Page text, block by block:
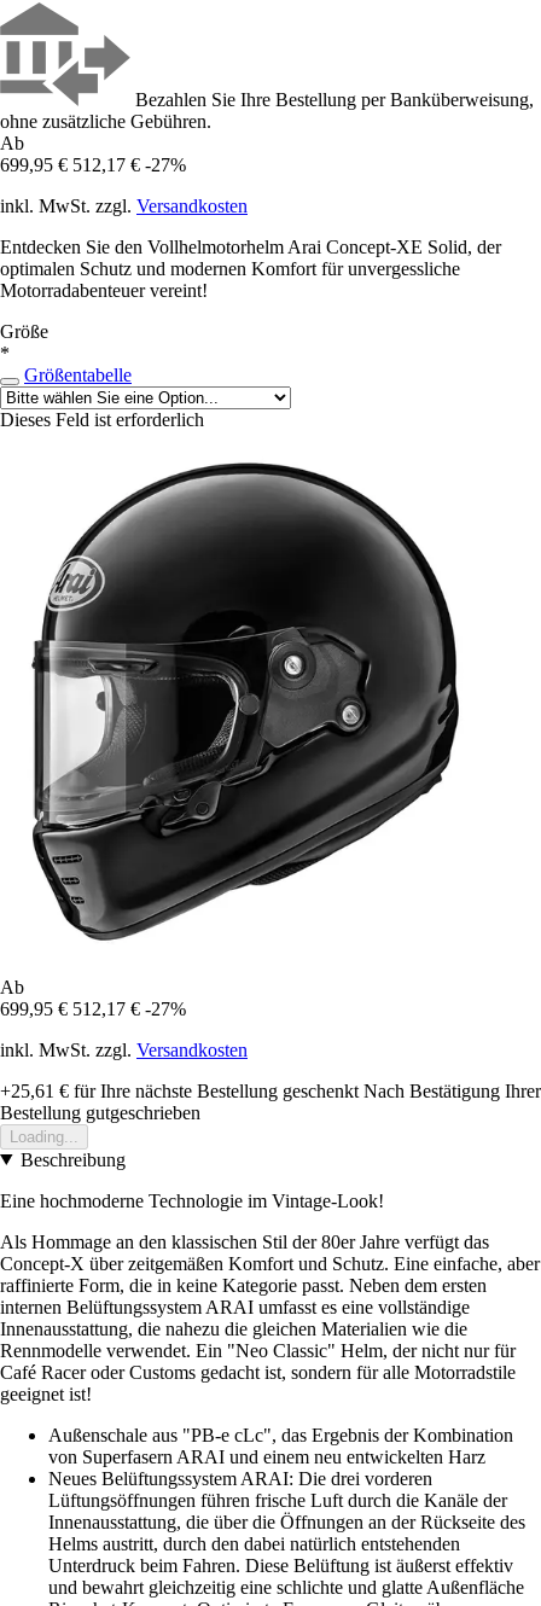
Bezahlen Sie Ihre Bestellung per Banküberweisung,
ohne zusätzliche Gebühren.
Ab
699,95 € 512,17 € -27%
inkl. MwSt. zzgl. Versandkosten
Entdecken Sie den Vollhelmotorhelm Arai Concept-XE Solid, der
optimalen Schutz und modernen Komfort für unvergessliche
Motorradabenteuer vereint!
Größe
*
Größentabelle
Dieses Feld ist erforderlich
Ab
699,95 € 512,17 € -27%
inkl. MwSt. zzgl. Versandkosten
+25,61 € für Ihre nächste Bestellung geschenkt Nach Bestätigung Ihrer
Bestellung gutgeschrieben
Loading...
Beschreibung
Eine hochmoderne Technologie im Vintage-Look!
Als Hommage an den klassischen Stil der 80er Jahre verfügt das
Concept-X über zeitgemäßen Komfort und Schutz. Eine einfache, aber
raffinierte Form, die in keine Kategorie passt. Neben dem ersten
internen Belüftungssystem ARAI umfasst es eine vollständige
Innenausstattung, die nahezu die gleichen Materialien wie die
Rennmodelle verwendet. Ein "Neo Classic" Helm, der nicht nur für
Café Racer oder Customs gedacht ist, sondern für alle Motorradstile
geeignet ist!
Außenschale aus "PB-e cLc", das Ergebnis der Kombination
von Superfasern ARAI und einem neu entwickelten Harz
Neues Belüftungssystem ARAI: Die drei vorderen
Lüftungsöffnungen führen frische Luft durch die Kanäle der
Innenausstattung, die über die Öffnungen an der Rückseite des
Helms austritt, durch den dabei natürlich entstehenden
Unterdruck beim Fahren. Diese Belüftung ist äußerst effektiv
und bewahrt gleichzeitig eine schlichte und glatte Außenfläche